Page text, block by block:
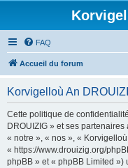
FAQ
Accueil du forum
Korvigelloù An
Cette politique de
DROUIZIG » et ses
« notre », « nos », «
« https://www.drouizig.org/
phpBB » et « phpBB Limited